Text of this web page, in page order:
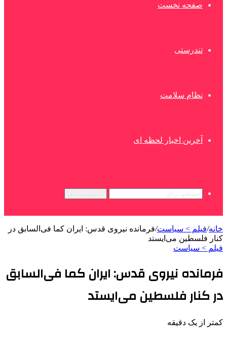
صفحه نخست
تندرستی
نظام سلامت
آخرین اخبار لحظه ای
خانه/فیلم > سیاست/فرمانده نیروی قدس: ایران کما فی‌السابق در
کنار فلسطین می‌ایستد
فیلم > سیاست
فرمانده نیروی قدس: ایران کما فی‌السابق
در کنار فلسطین می‌ایستد
کمتر از یک دقیقه